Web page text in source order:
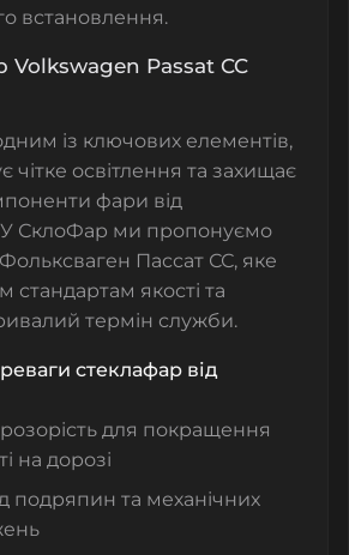
встановлення.
Volkswagen Passat CC
із ключових елементів,
чітке освітлення та захищає
фари від
СклоФар ми пропонуємо
Пассат СС, яке
стандартам якості та
термін служби.
стеклафар від
для покращення
на дорозі
подряпин та механічних